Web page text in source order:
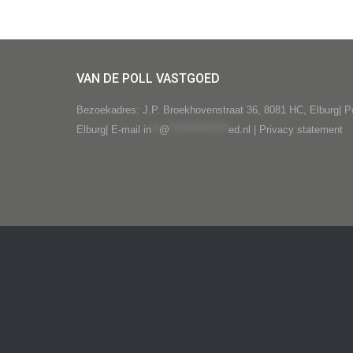
VAN DE POLL VASTGOED
Bezoekadres: J.P. Broekhovenstraat 36, 8081 HC, Elburg|
Elburg| E-mail in** @ ed.nl Privacy statement